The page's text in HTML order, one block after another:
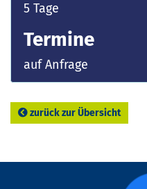
5 Tage
Termine
auf Anfrage
zurück zur Übersicht